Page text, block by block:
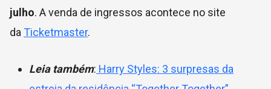
julho. A venda de ingressos acontece no site
daTicketmaster.
Leia também: Harry Styles: 3 surpresas da